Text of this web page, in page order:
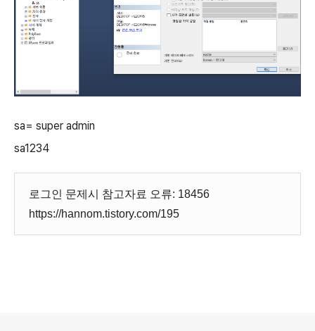
sa= super admin
sa1234
로그인 문제시 참고자료 오류: 18456
https://hannom.tistory.com/195